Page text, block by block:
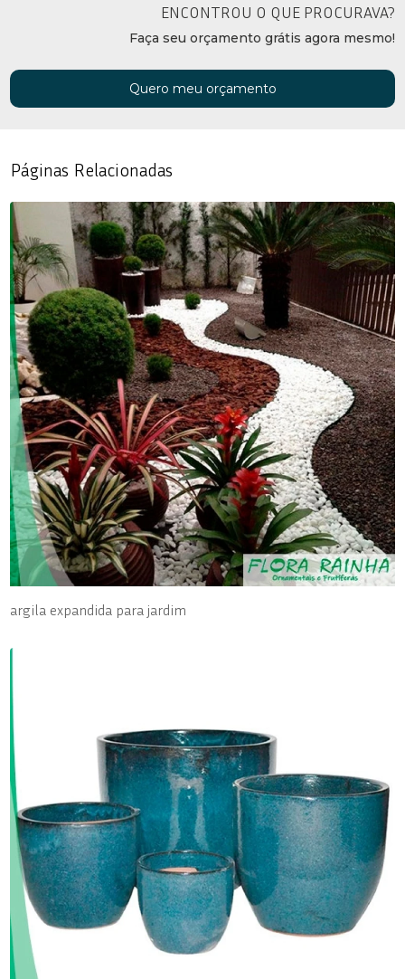
ENCONTROU O QUE PROCURAVA?
Faça seu orçamento grátis agora mesmo!
Quero meu orçamento
Páginas Relacionadas
argila expandida para jardim